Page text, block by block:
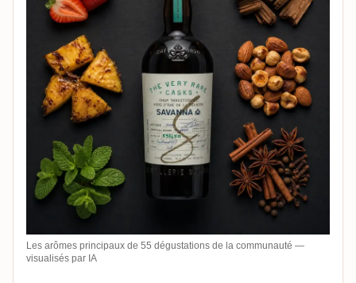
Les arômes principaux de 55 dégustations de la communauté —
visualisés par IA